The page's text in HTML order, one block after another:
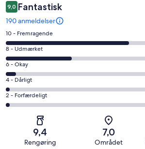
9,0 Fantastisk
190 anmeldelser
Bedømmelse
på
10
−
Fremragende.
114
af
i
anmeldelser
10 - Fremragende
Bedømmelse
på
8
−
Udmærket.
60
af
8 - Udmærket
Bedømmelse
på
6
−
Okay.
6 - Okay
Bedømmelse
på
4
4 - Dårligt
Bedømmelse
på
Forfærdeligt.
2 - Forfærdeligt
9,4
Rengøring
7,0
Området